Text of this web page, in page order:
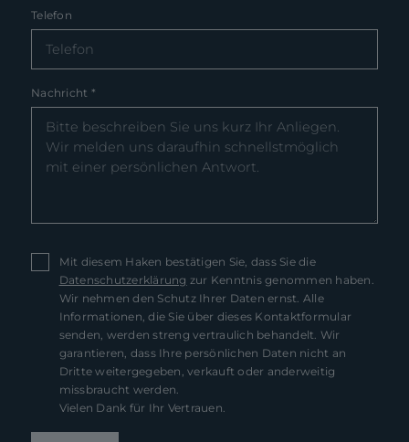
Telefon
Nachricht *
Mit diesem Haken bestätigen Sie, dass Sie die
Datenschutzerklärung zur Kenntnis genommen haben.
Wir nehmen den Schutz Ihrer Daten ernst. Alle
Informationen, die Sie über dieses Kontaktformular
senden, werden streng vertraulich behandelt. Wir
garantieren, dass Ihre persönlichen Daten nicht an
Dritte weitergegeben, verkauft oder anderweitig
missbraucht werden.
Vielen Dank für Ihr Vertrauen.